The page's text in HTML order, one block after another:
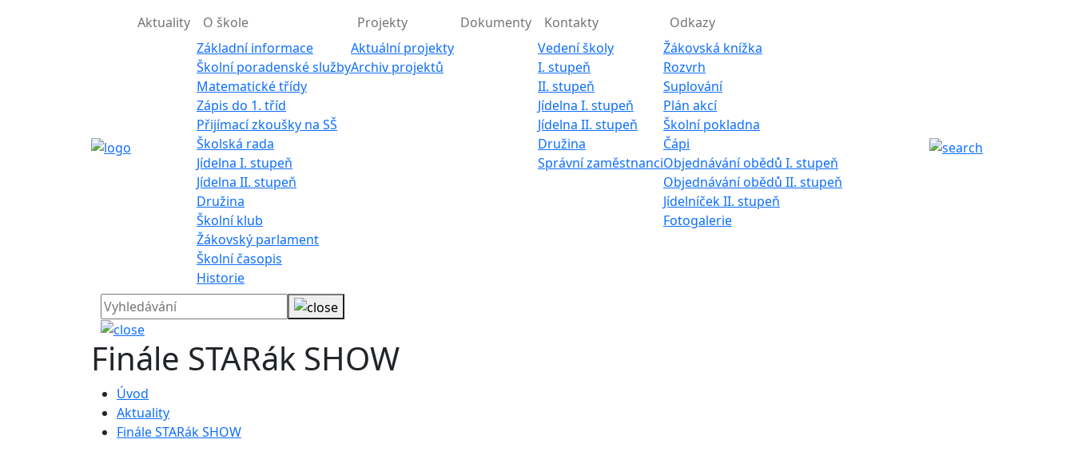
Aktuality
O škole
Základní informace
Školní poradenské služby
Matematické třídy
Zápis do 1. tříd
Přijímací zkoušky na SŠ
Školská rada
Jídelna I. stupeň
Jídelna II. stupeň
Družina
Školní klub
Žákovský parlament
Školní časopis
Historie
Projekty
Aktuální projekty
Archiv projektů
Dokumenty
Kontakty
Vedení školy
I. stupeň
II. stupeň
Jídelna I. stupeň
Jídelna II. stupeň
Družina
Správní zaměstnanci
Odkazy
Žákovská knížka
Rozvrh
Suplování
Plán akcí
Školní pokladna
Čápi
Objednávání obědů I. stupeň
Objednávání obědů II. stupeň
Jídelníček II. stupeň
Fotogalerie
Finále STARák SHOW
Úvod
Aktuality
Finále STARák SHOW